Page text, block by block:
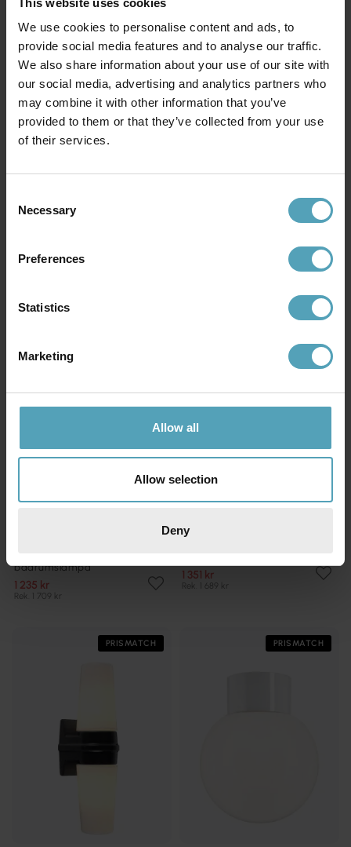
We use cookies to personalise content and ads, to
provide social media features and to analyse our traffic.
We also share information about your use of our site with
our social media, advertising and analytics partners who
may combine it with other information that you’ve
provided to them or that they’ve collected from your use
of their services.
Selection
Necessary
Preferences
Statistics
Marketing
Allow all
Allow selection
Deny
LUCIDE
495 kr
badrumslampa
badrumslampa
1 235 kr
Rek. 1 709 kr
PRISMATCH
1 351 kr
Rek. 1 689 kr
PRISMATCH PRISMATCH